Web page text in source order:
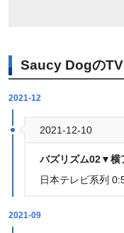
Saucy Dogの
2021-12
2021-12-10
バズリズム02▼横
日本テレビ系列
2021-09